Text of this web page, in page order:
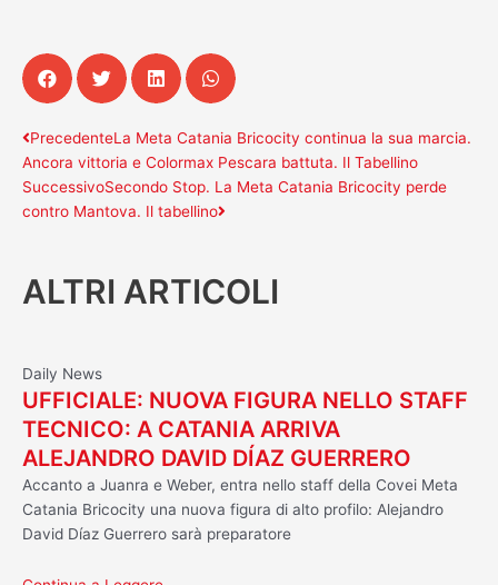
Precedente
PrecedenteLa Meta Catania Bricocity continua la sua marcia.
Ancora vittoria e Colormax Pescara battuta. Il Tabellino
SuccessivoSecondo Stop. La Meta Catania Bricocity perde
contro Mantova. Il tabellino
Successivo
ALTRI ARTICOLI
Daily News
UFFICIALE: NUOVA FIGURA NELLO STAFF
TECNICO: A CATANIA ARRIVA
ALEJANDRO DAVID DÍAZ GUERRERO
Accanto a Juanra e Weber, entra nello staff della Covei Meta
Catania Bricocity una nuova figura di alto profilo: Alejandro
David Díaz Guerrero sarà preparatore